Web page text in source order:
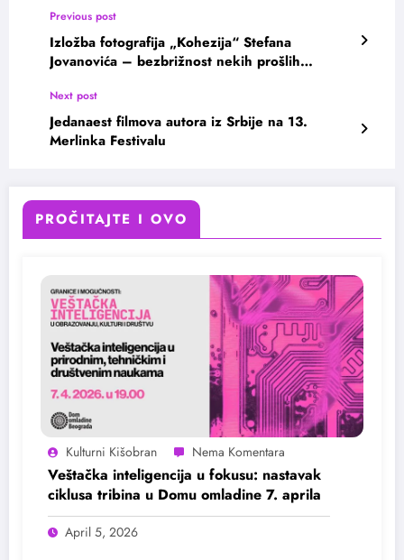
Previous post
Izložba fotografija „Kohezija“ Stefana
Jovanovića – bezbrižnost nekih prošlih
Next post
Jedanaest filmova autora iz Srbije na 13.
Merlinka Festivalu
PROČITAJTE I OVO
Kulturni Kišobran
Veštačka inteligencija u fokusu: nastavak
ciklusa tribina u Domu omladine 7. aprila
April 5, 2026